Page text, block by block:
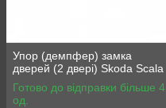
Упор (демпфер) замка
дверей (2 двері) Skoda Scala
Готово до відправки більше 4
од.